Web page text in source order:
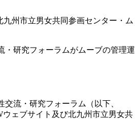
九州市立男女共同参画センター・ム
・研究フォーラムがムーブの管理運
流・研究フォーラム（以下、
ウェブサイト及び北九州市立男女共